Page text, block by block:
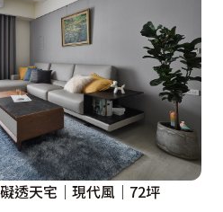
透天宅｜現代風｜72坪